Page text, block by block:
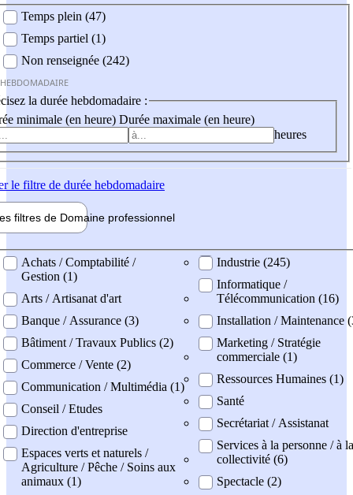
Temps plein (47)
Temps partiel (1)
Non renseignée (242)
la durée hebdomadaire :
minimale (en heure) Durée maximale (en heure)
heures
le filtre de durée hebdomadaire
filtres de Domaine professionnel
professionel
Achats / Comptabilité /
Gestion (1)
Arts / Artisanat d'art
Banque / Assurance (3)
Bâtiment / Travaux Publics (2)
Commerce / Vente (2)
Communication / Multimédia (1)
Conseil / Etudes
Direction d'entreprise
Espaces verts et naturels /
Agriculture / Pêche / Soins aux
animaux (1)
Industrie (245)
Informatique /
Télécommunication (16)
Installation / Maintenance
Marketing / Stratégie
commerciale (1)
Ressources Humaines (1)
Santé
Secrétariat / Assistanat
Services à la personne / à la
collectivité (6)
Spectacle (2)